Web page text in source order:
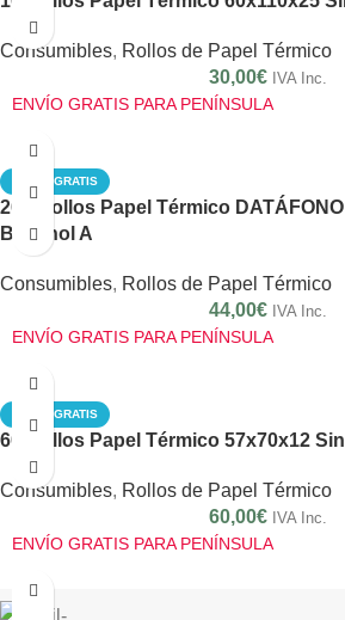
Consumibles, Rollos de Papel Térmico
30,00€ IVA Inc.
ENVÍO GRATIS PARA PENÍNSULA
ENVÍO GRATIS
200 Rollos Papel Térmico
Bisfenol A
Consumibles, Rollos de Papel Térmico
44,00€ IVA Inc.
ENVÍO GRATIS PARA PENÍNSULA
ENVÍO GRATIS
60 Rollos Papel Térmico 57x70x12
Consumibles, Rollos de Papel Térmico
60,00€ IVA Inc.
ENVÍO GRATIS PARA PENÍNSULA